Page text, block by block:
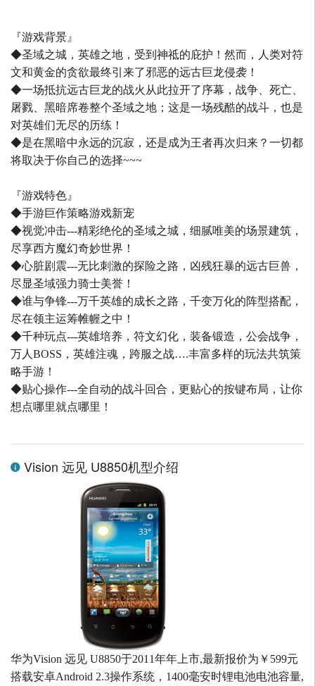
『游戏背景』
◆圣域之城，英雄之地，受到神祗的庇护！然而，人类对符
文和黄金的贪欲最终引来了邪恶的远古巨龙侵袭！
◆一场抵抗远古巨龙的战火从此拉开了序幕，战争、死亡、
屠戮、黑暗席卷整个圣域之地；这是一场残酷的战斗，也是
对英雄们无尽的历练！
◆是在黑暗中永远的沉寂，还是成为王者再次归来？一切都
将取决于你自己的选择~~~
『游戏特色』
◆手游巨作策略游戏新宠
◆视觉冲击---精彩绝伦的圣域之城，细腻唯美的场景建筑，
尽享西方魔幻奇妙世界！
◆心脏剧震---无比刺激的探险之路，凶残狂暴的远古巨兽，
尽显圣域强力骑士美誉！
◆谁与争锋---万千英雄的成长之路，千变万化的阵型搭配，
尽在领主运筹帷幄之中！
◆千种玩点---英雄培养，符文幻化，装备锻造，公会战争，
万人BOSS，英雄注魂，跨服之战….丰富多样的玩法共筑策
略手游！
◆贴心操作---全自动的战斗回合，更贴心的按键布局，让你
想点哪里就点哪里！
Vision 远见 U8850机型介绍
华为Vision 远见 U8850于2011年年上市,最新报价为￥599元
搭载安卓Android 2.3操作系统，1400毫安时锂电池电池容量,